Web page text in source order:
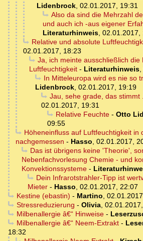
Lidenbrock, 02.01.2017, 19:31
Also da sind die Mehrzahl
und auch ich -aus eigener
Literaturhinweis, 02.01.2017,
Relative und absolute
02.01.2017, 18:23
Ja, ich meinte ausschließlich die
Luftfeuchtigkeit - Literaturhinweis,
In Mitteleuropa wird es nie so
Lidenbrock, 02.01.2017, 19:19
Jau, sehe grade, das stimmt
02.01.2017, 19:31
Relative Feuchte- Otto
09:55
Höheneinfluss auf Luftfeuchtigkeit in
nachgemessen - Hasso, 02.01.2017,
Das ist übrigens keine 'Theorie',
Nebenfachvorlesung Chemie - und
Konvektionssysteme -
Dein Infrarotstrahler-Tipp ist
Mieter - Hasso, 02.01.2017, 22:07
Kestine (ebastin) - Martino,
Stressreduzierung - Olivia,
Milbenallergie â€“ Hinweise-
Milbenallergie â€“ Neem-Extrakt-
18:32